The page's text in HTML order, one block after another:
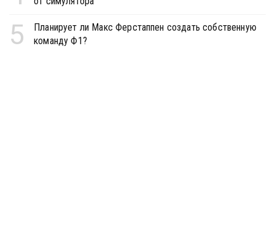
5
Планирует ли Макс Ферстаппен создать собственную
команду Ф1?